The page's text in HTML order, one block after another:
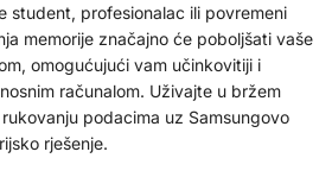
student, profesionalac ili povremeni
memorije značajno će poboljšati vaše
omogućujući vam učinkovitiji i
računalom. Uživajte u bržem
podacima uz Samsungovo
rješenje.